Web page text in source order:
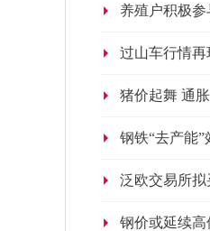
养殖户积极
过山车行情再
猪价起舞 通
钢铁“去产能
泛欧交易所
钢价或延续高